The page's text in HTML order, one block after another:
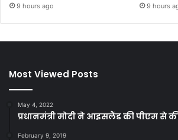
9 hours ago 9 hours
Most Viewed Posts
May 4, 2022
प्रधानमंत्री मोदी ने आइसलैंड की पीएम से
February 9, 2019